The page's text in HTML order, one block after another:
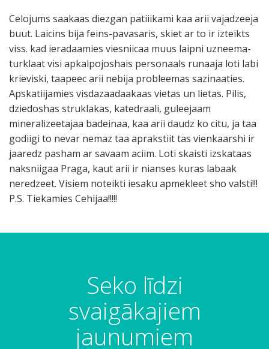
Celojums saakaas diezgan patiiikami kaa arii vajadzeeja
buut. Laicins bija feins-pavasaris, skiet ar to ir izteikts
viss. kad ieradaamies viesniicaa muus laipni uzneema-
turklaat visi apkalpojoshais personaals runaaja loti labi
krieviski, taapeec arii nebija probleemas sazinaaties.
Apskatiijamies visdazaadaakaas vietas un lietas. Pilis,
dziedoshas struklakas, katedraali, guleejaam
mineralizeetajaa badeinaa, kaa arii daudz ko citu, ja taa
godiigi to nevar nemaz taa aprakstiit tas vienkaarshi ir
jaaredz pasham ar savaam aciim. Loti skaisti izskataas
naksniigaa Praga, kaut arii ir nianses kuras labaak
neredzeet. Visiem noteikti iesaku apmekleet sho valsti!!!
P.S. Tiekamies Cehijaa!!!!!
Seko līdzi
svaigākajiem
jaunumiem